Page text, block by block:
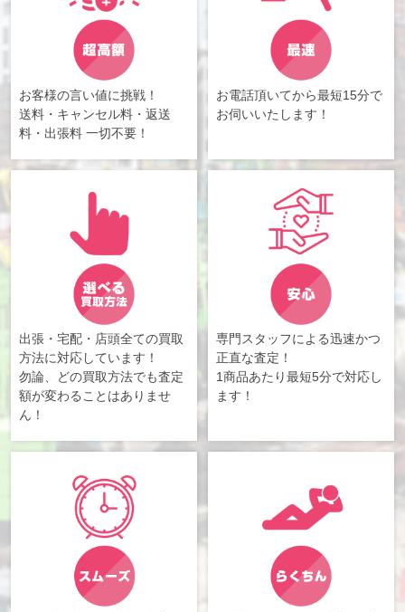
お客様の言い値に挑戦！
送料・キャンセル料・返送
料・出張料 一切不要！
お電話頂いてから最短15分で
お伺いいたします！
出張・宅配・店頭全ての買取
方法に対応しています！
勿論、どの買取方法でも査定
額が変わることはありませ
ん！
専門スタッフによる迅速かつ
正直な査定！
1商品あたり最短5分で対応し
ます！